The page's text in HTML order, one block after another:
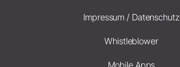
Impressum / Datenschutz
Whistleblower
Mobile Apps